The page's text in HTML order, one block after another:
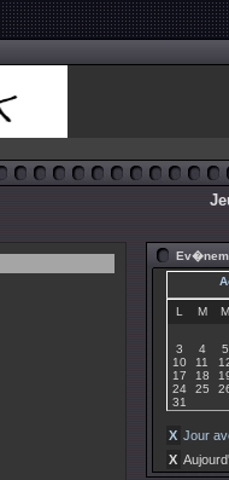
L M M
3
4 5
10
11
17
18
24
25
31
X Jour
X